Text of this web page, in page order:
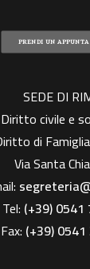
PRENDI UN
SEDE DI
civile e
di
Via Santa
Tel: (+39) 0541
Fax: (+39)